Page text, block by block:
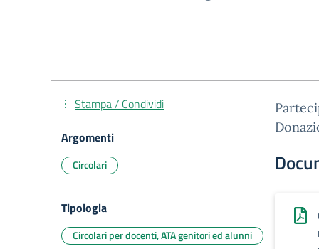
Stampa / Condividi
Argomenti
Circolari
Tipologia
Circolari per docenti, ATA genitori ed alunni